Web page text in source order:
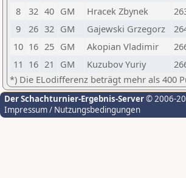
8
32 40 GM Hracek Zbynek
9
26 32 GM Gajewski Grzegorz
10 16 25 GM Akopian Vladimir
11 16 21 GM Kuzubov Yuriy
*) Die ELodifferenz beträgt mehr als 400
Der Schachturnier-Ergebnis-Server© 2006-
Impressum / Nutzungsbedingungen